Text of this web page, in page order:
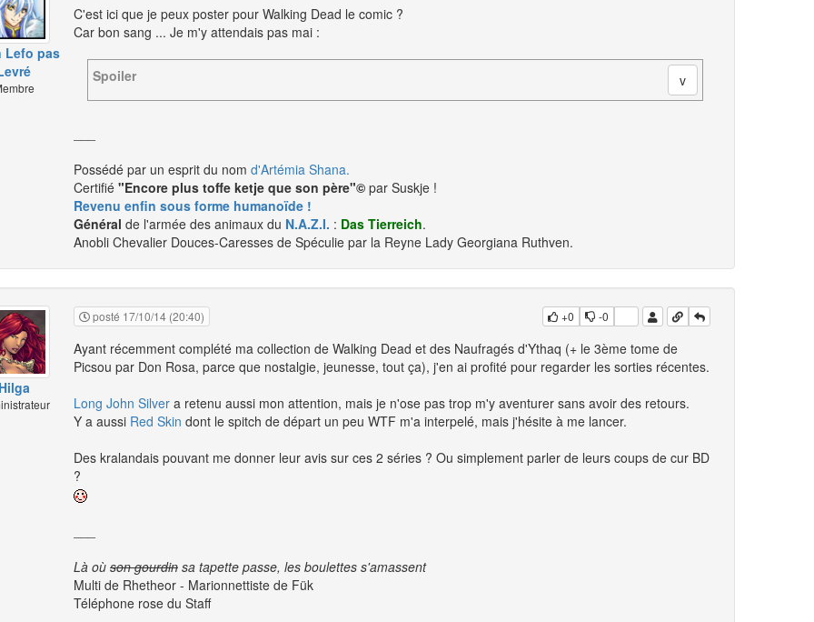
Lefo pas
C'est ici que je peux poster pour Walking Dead le comic ?
Car bon sang ... Je m'y attendais pas mai :
Spoiler
Possédé par un esprit du nom d'Artémia Shana.
Certifié "Encore plus toffe ketje que son père"© par Suskje !
Revenu enfin sous forme humanoïde !
Général de l'armée des animaux du N.A.Z.I. : Das Tierreich.
Anobli Chevalier Douces-Caresses de Spéculie par la Reyne Lady Georgiana Ruthven.
posté 17/10/14 (20:40) +0 -0
Ayant récemment complété ma collection de Walking Dead et des Naufragés d'Ythaq (+ le 3ème tome de
Picsou par Don Rosa, parce que nostalgie, jeunesse, tout ça), j'en ai profité pour regarder les sorties récentes.
Long John Silver a retenu aussi mon attention, mais je n'ose pas trop m'y aventurer sans avoir des retours.
Y a aussi Red Skin dont le spitch de départ un peu WTF m'a interpelé, mais j'hésite à me lancer.
Des kralandais pouvant me donner leur avis sur ces 2 séries ? Ou simplement parler de leurs coups de cur BD
?
Là où son gourdin sa tapette passe, les boulettes s'amassent
Multi de Rhetheor - Marionnettiste de Fük
Téléphone rose du Staff